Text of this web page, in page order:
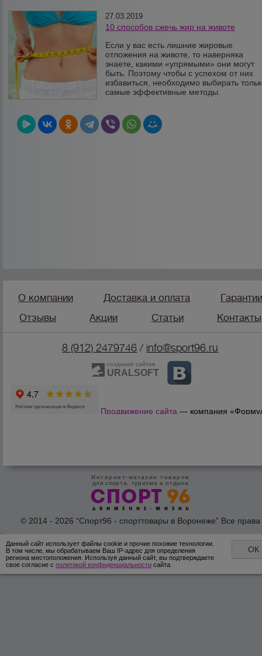
27.03.2019
10 способов сжечь жир на животе
Если у вас есть лишние жировые
отложения на животе, то наверняка
знаете, какими «упрямыми» они могут
быть. Поэтому чтобы с успехом от них
избавиться, необходимо выбирать
самые эффективные методы.
О компании Доставка и оплата
Отзывы
Акции Статьи Контакты
8 (912) 2479746 / info@sport96.ru
создание сайтов
URALSOFT
Продвижение сайта — компания
Интернет-магазин товаров
для спорта, туризма и отдыха
© 2014 - 2026 “Спорт96 - спорттовары в Воронеже” Все права
Данный сайт использует файлы cookie и прочие похожие технологии.
В том числе, мы обрабатываем Ваш IP-адрес для определения
региона местоположения. Используя данный сайт, вы подтверждаете
свое согласие с политикой конфиденциальности сайта.
ОК